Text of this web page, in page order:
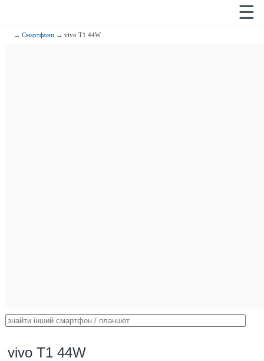
☰
→Смартфони → vivo T1 44W
vivo T1 44W